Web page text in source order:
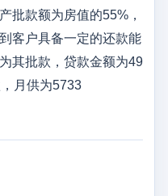
批款额为房值的55%，
客户具备一定的还款能
其批款，贷款金额为49
月供为5733